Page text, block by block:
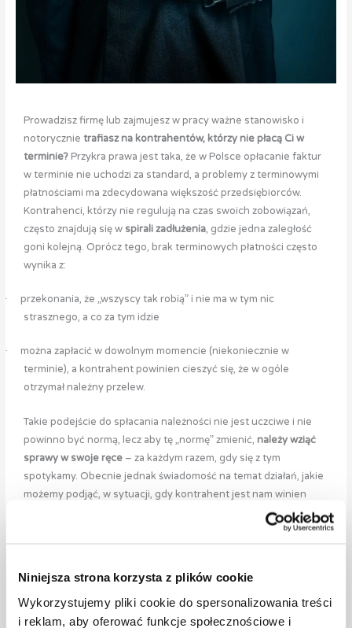
Niniejsza strona korzysta z plików cookie
Wykorzystujemy pliki cookie do spersonalizowania treści
i reklam, aby oferować funkcje społecznościowe i
Prowadzisz firmę lub zajmujesz w pracy ważne stanowisko i
notorycznie trafiasz na kontrahentów, którzy nie płacą Ci w
terminie?Przykra prawa jest taka, że w Polsce opłacanie faktur
w terminie nie uchodzi za standard, a problemy z terminowymi
płatnościami ma zdecydowana większość przedsiębiorców.
Kontrahenci, którzy nie regulują na czas swoich zobowiązań,
często znajdują się w spirali zadłużenia, gdzie jedna zaległość
goni kolejną. Oprócz tego, brak terminowych płatności często
wynika z:
·
przekonania, że „wszyscy tak robią” i nie ma w tym nic
strasznego, a co za tym idzie
·
można zapłacić w dowolnym momencie (niekoniecznie w
terminie), a kontrahent powinien cieszyć się, że w ogóle
otrzymał należny przelew.
Takie podejście do spłacania należności nie jest uczciwe i nie
powinno być normą, lecz aby tę „normę” zmienić, należy wziąć
sprawy w swoje ręce– za każdym razem, gdy się z tym
spotykamy. Obecnie jednak świadomość na temat działań, jakie
możemy podjąć, w sytuacji, gdy kontrahent jest nam winien
pieniądze, jest nadal bardzo mała. Jak wygląda klasyczny model
postępowania? Kontrahent zwleka z płatnością, a wierzyciel nie
do sądu w przypadku braku płatności, po czym i tak nigdzie tego
nie zgłasza. Właśnie w taki sposób powstaje cichespołeczne
przyzwolenie na niewywiązywanie się z umówi nieopłacanie